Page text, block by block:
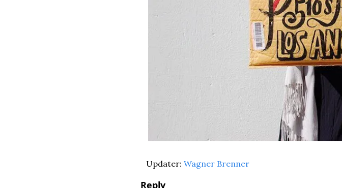
Updater: Wagner Brenner
Reply